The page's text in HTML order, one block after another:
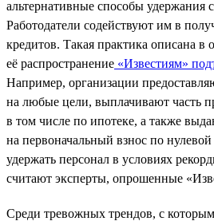
альтернативные способы удержания
Работодатели содействуют им в
кредитов. Такая практика описана в
её распространение «Известиям»
Например, организации
на любые цели, выплачивают часть
в том числе по ипотеке, а также
на первоначальный взнос по
удержать персонал в условиях
считают эксперты, опрошенные
Среди тревожных трендов, с